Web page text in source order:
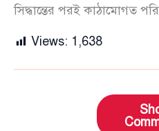
সিদ্ধান্তের পরই কাঠামোগত
Views: 1,638